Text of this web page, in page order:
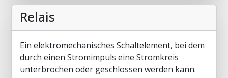
Relais
Ein elektromechanisches Schaltelement, bei dem
durch einen Stromimpuls eine Stromkreis
unterbrochen oder geschlossen werden kann.